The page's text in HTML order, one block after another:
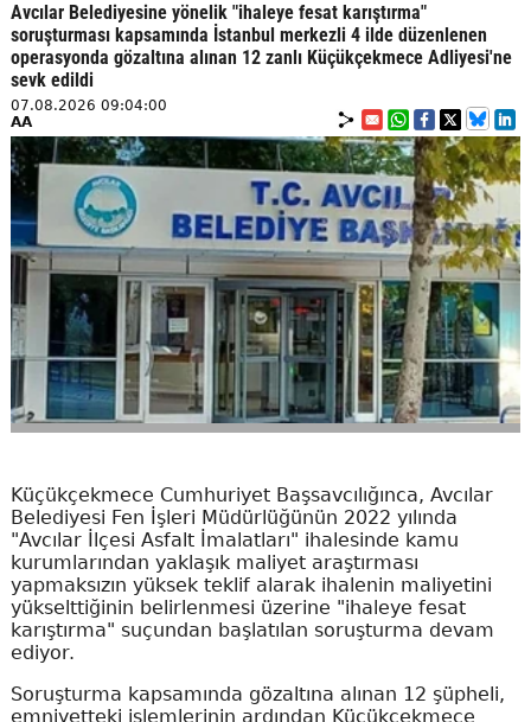
Avcılar Belediyesine yönelik "ihaleye fesat karıştırma"
soruşturması kapsamında İstanbul merkezli 4 ilde düzenlenen
operasyonda gözaltına alınan 12 zanlı Küçükçekmece Adliyesi'ne
sevk edildi
07.08.2026 09:04:00
AA
Küçükçekmece Cumhuriyet Başsavcılığınca, Avcılar
Belediyesi Fen İşleri Müdürlüğünün 2022 yılında
"Avcılar İlçesi Asfalt İmalatları" ihalesinde kamu
kurumlarından yaklaşık maliyet araştırması
yapmaksızın yüksek teklif alarak ihalenin maliyetini
yükselttiğinin belirlenmesi üzerine "ihaleye fesat
karıştırma" suçundan başlatılan soruşturma devam
ediyor.
Soruşturma kapsamında gözaltına alınan 12 şüpheli,
emniyetteki işlemlerinin ardından Küçükçekmece